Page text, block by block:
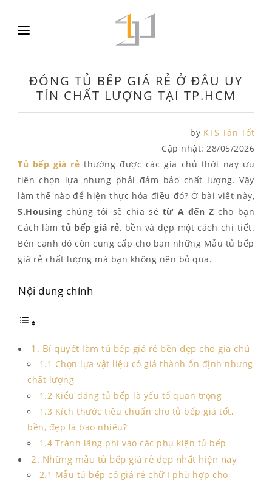
ĐÓNG TỦ BẾP GIÁ RẺ Ở ĐÂU UY
TÍN CHẤT LƯỢNG TẠI TP.HCM
by KTS Tân Tốt
Cập nhật: 28/05/2026
Tủ bếp giá rẻ thường được các gia chủ thời nay ưu
tiên chọn lựa nhưng phải đảm bảo chất lượng. Vậy
làm thế nào để hiện thực hóa điều đó? Ở bài viết này,
S.Housing chúng tôi sẽ chia sẻ từ A đến Z cho bạn
Cách làmtủ bếp giá rẻ, bền và đẹp một cách chi tiết.
Bên cạnh đó còn cung cấp cho bạn những Mẫu tủ bếp
giá rẻ chất lượng mà bạn không nên bỏ qua.
Nội dung chính
1. Bí quyết làm tủ bếp giá rẻ bền đẹp cho gia chủ
1.1 Chọn lựa vật liệu có giá thành ổn định nhưng
chất lượng
1.2 Kiểu dáng tủ bếp là yếu tố quan trọng
1.3 Kích thước tiêu chuẩn cho tủ bếp giá tốt,
bền, đẹp là bao nhiêu?
1.4 Tránh lãng phí vào các phụ kiện tủ bếp
2. Những mẫu tủ bếp giá rẻ đẹp nhất hiện nay
2.1 Mẫu tủ bếp có giá rẻ chữ I phù hợp cho